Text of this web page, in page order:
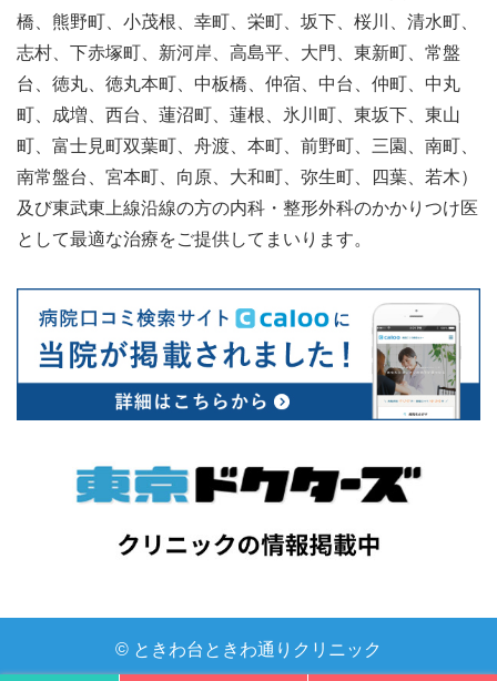
橋、熊野町、小茂根、幸町、栄町、坂下、桜川、清水町、
志村、下赤塚町、新河岸、高島平、大門、東新町、常盤
台、徳丸、徳丸本町、中板橋、仲宿、中台、仲町、中丸
町、成増、西台、蓮沼町、蓮根、氷川町、東坂下、東山
町、富士見町双葉町、舟渡、本町、前野町、三園、南町、
南常盤台、宮本町、向原、大和町、弥生町、四葉、若木）
及び東武東上線沿線の方の内科・整形外科のかかりつけ医
として最適な治療をご提供してまいります。
© ときわ台ときわ通りクリニック